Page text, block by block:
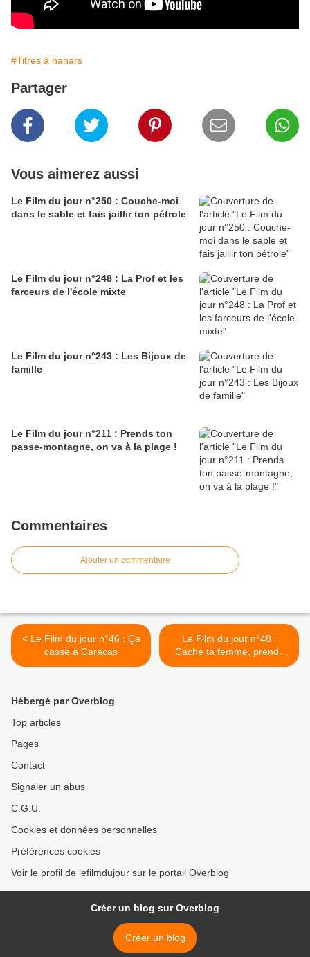
#Titres à nanars
Partager
Vous aimerez aussi
Le Film du jour n°250 : Couche-moi
dans le sable et fais jaillir ton pétrole
Le Film du jour n°248 : La Prof et les
farceurs de l'école mixte
Le Film du jour n°243 : Les Bijoux de
famille
Le Film du jour n°211 : Prends ton
passe-montagne, on va à la plage !
Commentaires
Ajouter un commentaire
< Le Film du jour n°46 : Ça
casse à Caracas
Le Film du jour n°48 :
Cache ta femme, prends
ton fusil, voici les
Hébergé par Overblog
Top articles
Pages
Contact
Signaler un abus
C.G.U.
Cookies et données personnelles
Préférences cookies
Voir le profil de lefilmdujour sur le portail Overblog
Créer un blog sur Overblog
Créer un blog